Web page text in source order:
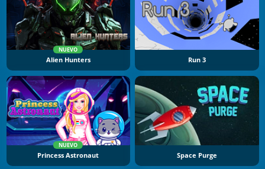
NUEVO
Alien Hunters Run 3
NUEVO
Princess Astronaut Space Purge